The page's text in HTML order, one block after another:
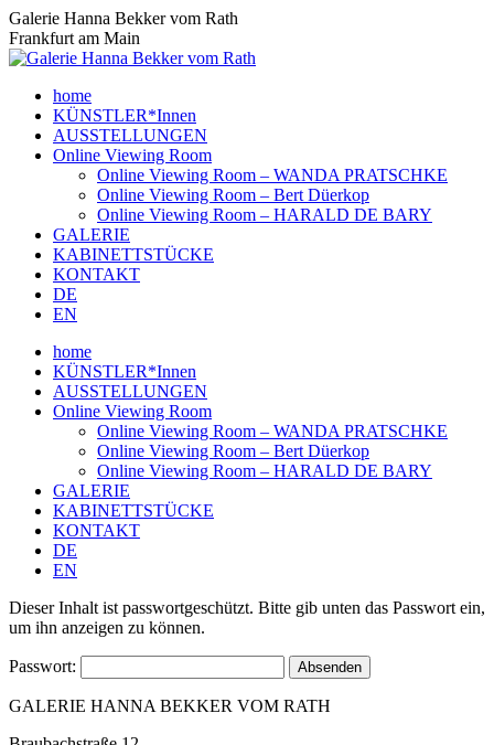
Zum
Inhalt
springen
Galerie Hanna Bekker vom Rath
Frankfurt am Main
home
KÜNSTLER*Innen
AUSSTELLUNGEN
Online Viewing Room
Online Viewing Room – WANDA PRATSCHKE
Online Viewing Room – Bert Düerkop
Online Viewing Room – HARALD DE BARY
GALERIE
KABINETTSTÜCKE
KONTAKT
DE
EN
home
KÜNSTLER*Innen
AUSSTELLUNGEN
Online Viewing Room
Online Viewing Room – WANDA PRATSCHKE
Online Viewing Room – Bert Düerkop
Online Viewing Room – HARALD DE BARY
GALERIE
KABINETTSTÜCKE
KONTAKT
DE
EN
Dieser Inhalt ist passwortgeschützt. Bitte gib unten das Passwort ein,
um ihn anzeigen zu können.
Passwort:
GALERIE HANNA BEKKER VOM RATH